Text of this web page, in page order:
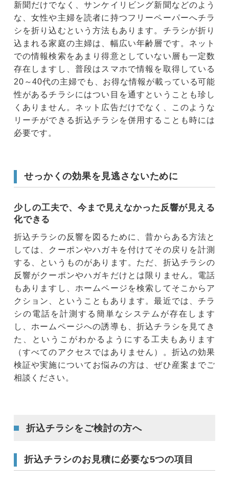
新聞だけでなく、サンケイリビング新聞などのよう
な、女性や主婦を読者に持つフリーペーパーへチラ
シを折り込むという方法もあります。チラシが折り
込まれる家庭の主婦は、幅広い年齢層です。ネット
での情報検索をあまり得意としていない層も一定数
存在しますし、普段はスマホで情報を取得している
20～40代の主婦でも、お得な情報が載っている可能
性があるチラシにはつい目を通すということも珍し
くありません。ネット広告だけでなく、このような
リーチができる折込チラシを併用することも時には
必要です。
せっかくの効果を見逃さないために
少しの工夫で、今まで見えなかった反響が見える
化できる
折込チラシの反響を図るために、昔からある方法と
しては、クーポンやハガキを付けてその戻りを計測
する、というものがあります。ただ、折込チラシの
反響がクーポンやハガキだけとは限りません。電話
もありますし、ホームページを検索してそこからア
クション、ということもあります。最近では、チラ
シの電話を計測する簡単なシステムが存在します
し、ホームページへの誘導も、折込チラシを見てき
た、というこがわかるようにする工夫もあります
（すべてのアクセスではありません）。折込の効果
検証や実施についてお悩みの方は、ぜひ産案までご
相談ください。
折込チラシをご検討の方へ
折込チラシのお見積に必要な5つの項目